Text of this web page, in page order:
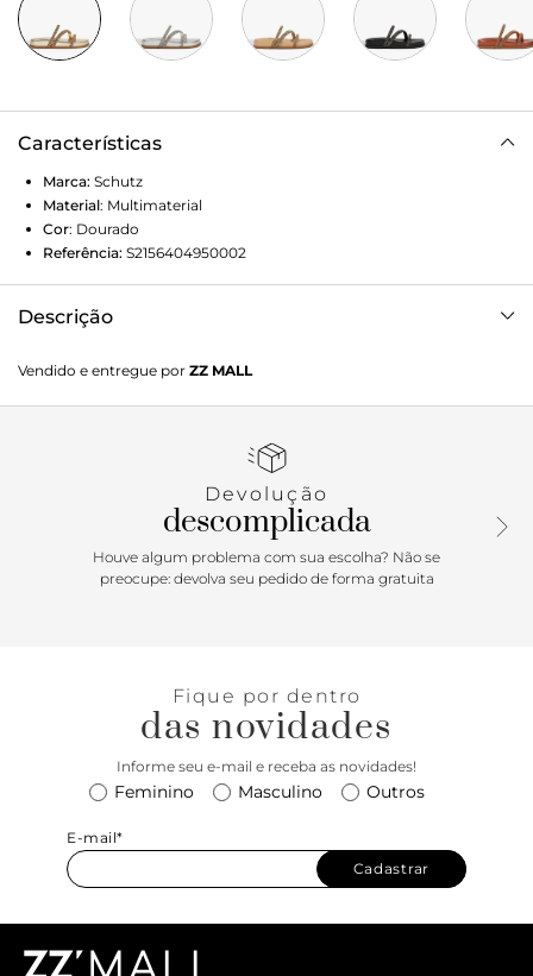
Características
Marca: Schutz
Material: Multimaterial
Cor: Dourado
Referência: S2156404950002
Descrição
Metalizada Dourado! Esta peça é a combinação perfeita
entre conforto e glamour, ideal para quem quer brilhar sem
Vendido e entregue por ZZ MALL
Devolução
descomplicada
Houve algum problema com sua escolha? Não se
preocupe: devolva seu pedido de forma gratuita
Fique por dentro
das novidades
Informe seu e-mail e receba as novidades!
Feminino Masculino Outros
E-mail*
Cadastrar